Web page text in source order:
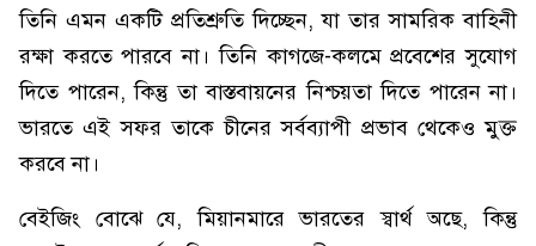
তিনি এমন একটি প্রতিশ্রুতি দিচ্ছেন, যা তার সামরিক বাহিনী
রক্ষা করতে পারবে না। তিনি কাগজে-কলমে প্রবেশের সুযোগ
দিতে পারেন, কিন্তু তা বাস্তবায়নের নিশ্চয়তা দিতে পারেন না।
ভারতে এই সফর তাকে চীনের সর্বব্যাপী প্রভাব থেকেও মুক্ত
করবে না।
বেইজিং বোঝে যে, মিয়ানমারে ভারতের স্বার্থ অছে, কিন্তু